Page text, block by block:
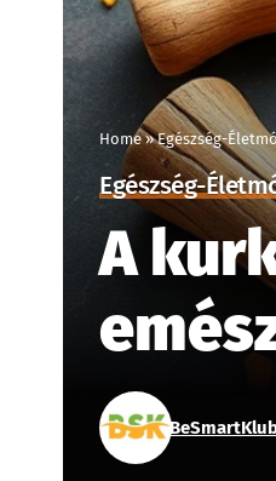
Home»Egészség-
Egészség-
A